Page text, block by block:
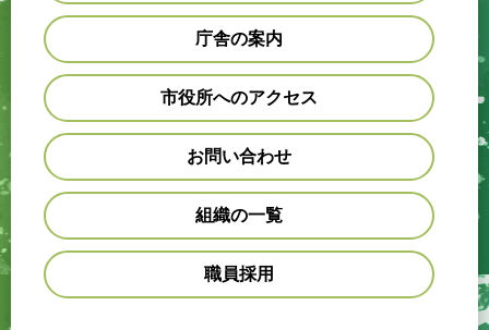
庁舎の案内
市役所へのアクセス
お問い合わせ
組織の一覧
職員採用